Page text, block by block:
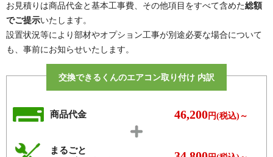
お見積りは商品代金と基本工事費、その他項目をすべて含めた総額
でご提示いたします。
設置状況等により部材やオプション工事が別途必要な場合について
も、事前にお知らせいたします。
交換できるくんのエアコン取り付け 内訳
商品代金 46,200円(税込)～
まるごと